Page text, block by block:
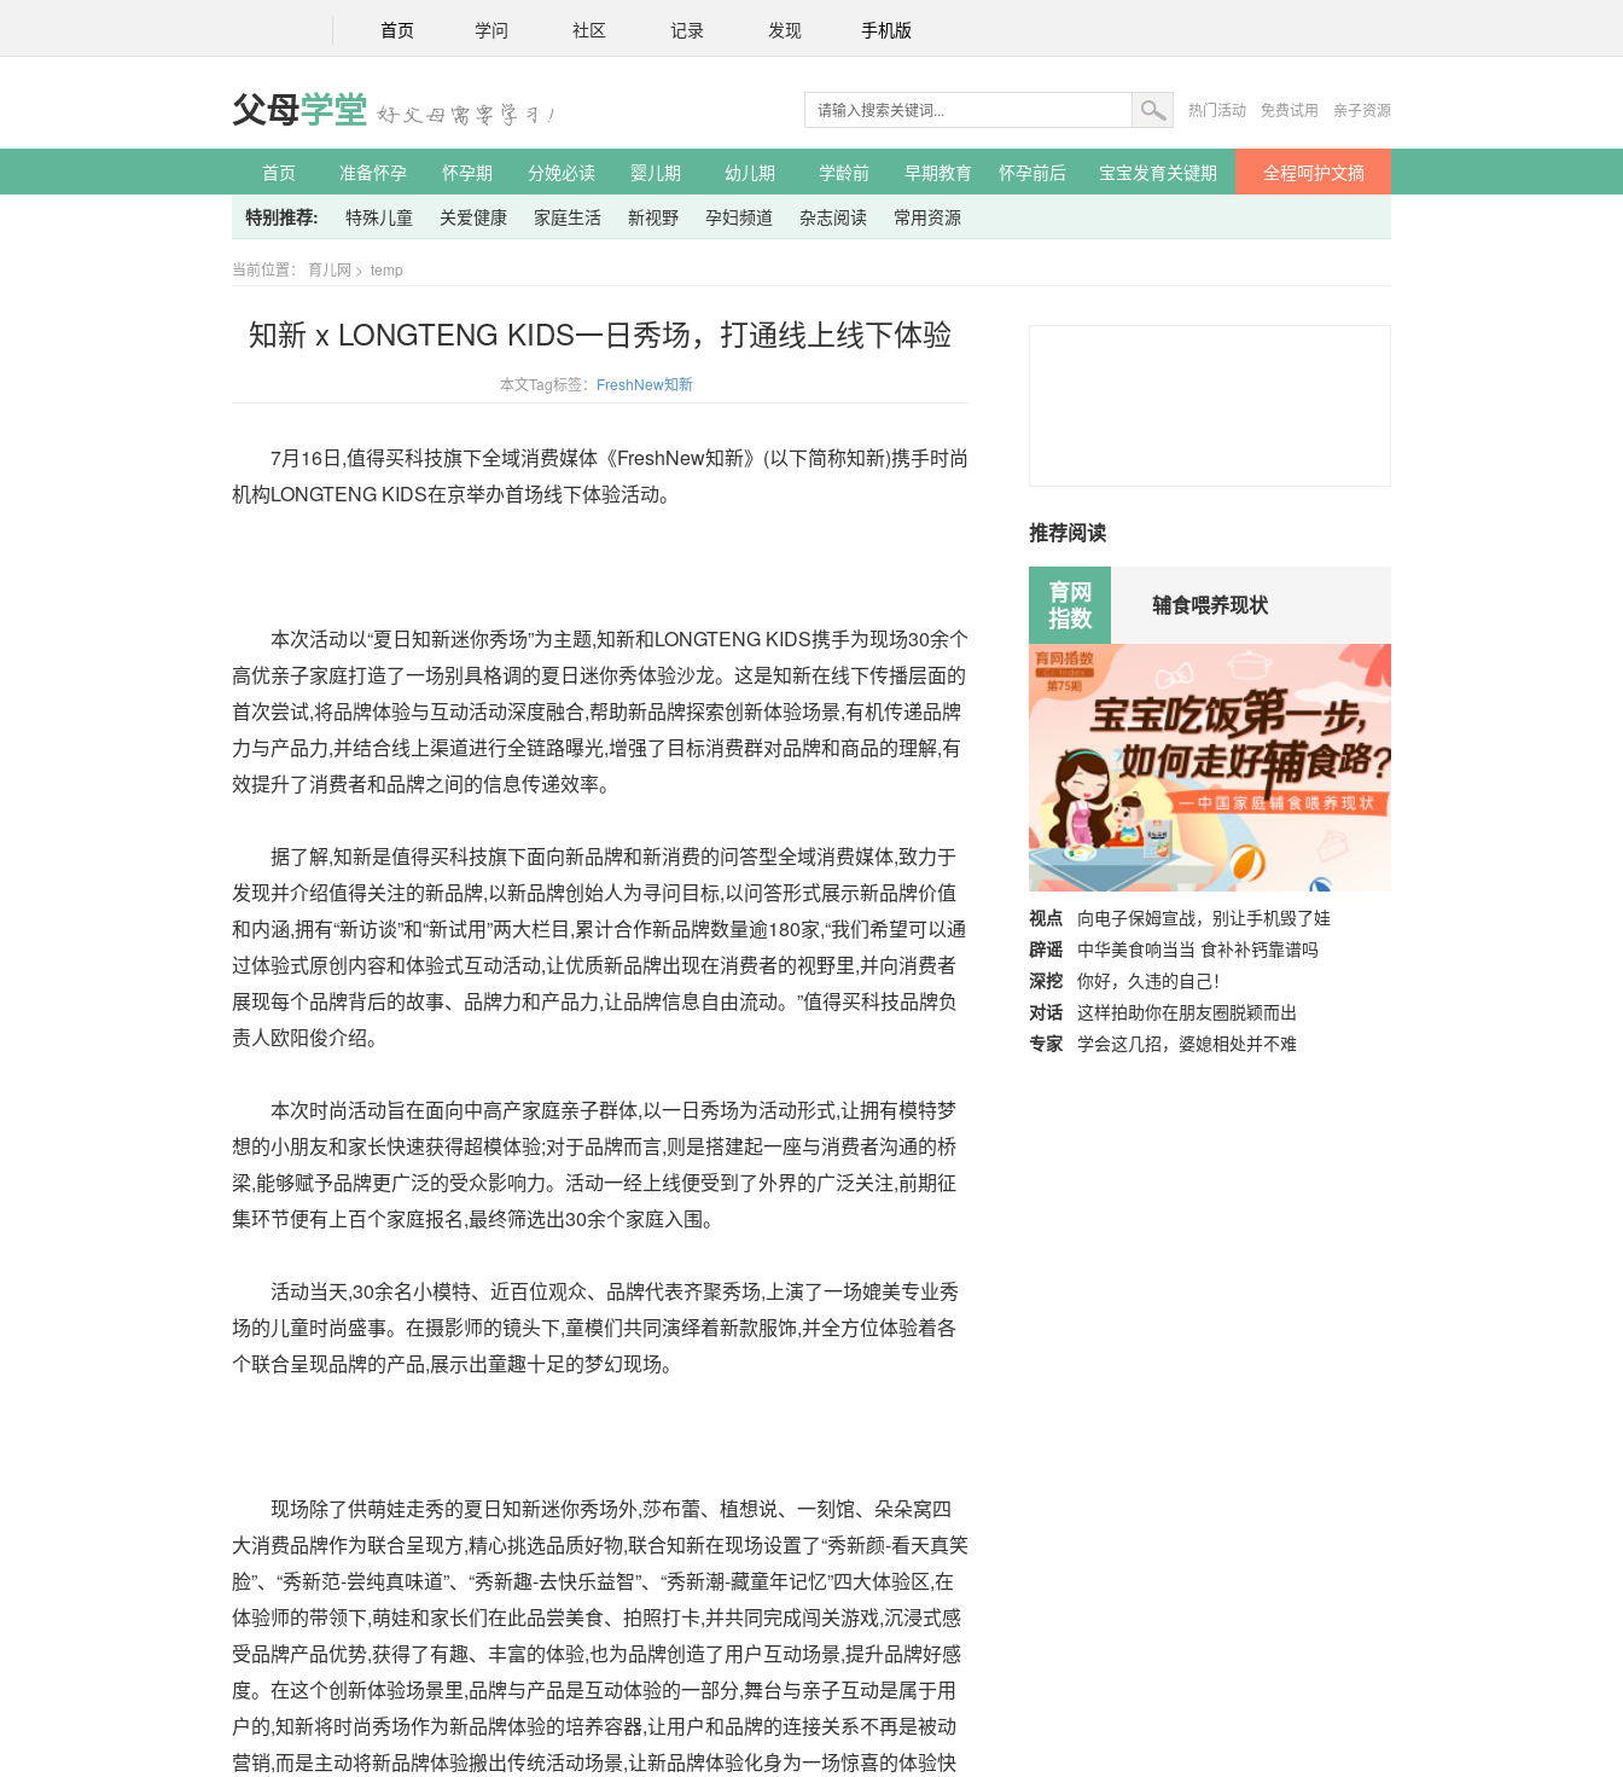
首页 学问 社区 记录 发现 手机版
父母学堂 热门活动 免费试用 亲子资源
首页 准备怀孕 怀孕期 分娩必读 婴儿期 幼儿期 学龄前 早期教育 怀孕前后 宝宝发育关键期
全程呵护文摘
特别推荐:
特殊儿童 关爱健康 家庭生活 新视野 孕妇频道 杂志阅读 常用资源
当前位置： 育儿网 > temp
知新 x LONGTENG KIDS一日秀场，打通线上线下体验
本文Tag标签： FreshNew知新
7月16日,值得买科技旗下全域消费媒体《FreshNew知新》(以下简称知新)携手时尚
机构LONGTENG KIDS在京举办首场线下体验活动。
本次活动以“夏日知新迷你秀场”为主题,知新和LONGTENG KIDS携手为现场30余个
高优亲子家庭打造了一场别具格调的夏日迷你秀体验沙龙。这是知新在线下传播层面的
首次尝试,将品牌体验与互动活动深度融合,帮助新品牌探索创新体验场景,有机传递品牌
力与产品力,并结合线上渠道进行全链路曝光,增强了目标消费群对品牌和商品的理解,有
效提升了消费者和品牌之间的信息传递效率。
据了解,知新是值得买科技旗下面向新品牌和新消费的问答型全域消费媒体,致力于
发现并介绍值得关注的新品牌,以新品牌创始人为寻问目标,以问答形式展示新品牌价值
和内涵,拥有“新访谈”和“新试用”两大栏目,累计合作新品牌数量逾180家,“我们希望可以通
过体验式原创内容和体验式互动活动,让优质新品牌出现在消费者的视野里,并向消费者
展现每个品牌背后的故事、品牌力和产品力,让品牌信息自由流动。”值得买科技品牌负
责人欧阳俊介绍。
本次时尚活动旨在面向中高产家庭亲子群体,以一日秀场为活动形式,让拥有模特梦
想的小朋友和家长快速获得超模体验;对于品牌而言,则是搭建起一座与消费者沟通的桥
梁,能够赋予品牌更广泛的受众影响力。活动一经上线便受到了外界的广泛关注,前期征
集环节便有上百个家庭报名,最终筛选出30余个家庭入围。
活动当天,30余名小模特、近百位观众、品牌代表齐聚秀场,上演了一场媲美专业秀
场的儿童时尚盛事。在摄影师的镜头下,童模们共同演绎着新款服饰,并全方位体验着各
个联合呈现品牌的产品,展示出童趣十足的梦幻现场。
现场除了供萌娃走秀的夏日知新迷你秀场外,莎布蕾、植想说、一刻馆、朵朵窝四
大消费品牌作为联合呈现方,精心挑选品质好物,联合知新在现场设置了“秀新颜-看天真笑
脸”、“秀新范-尝纯真味道”、“秀新趣-去快乐益智”、“秀新潮-藏童年记忆”四大体验区,在
体验师的带领下,萌娃和家长们在此品尝美食、拍照打卡,并共同完成闯关游戏,沉浸式感
受品牌产品优势,获得了有趣、丰富的体验,也为品牌创造了用户互动场景,提升品牌好感
度。在这个创新体验场景里,品牌与产品是互动体验的一部分,舞台与亲子互动是属于用
户的,知新将时尚秀场作为新品牌体验的培养容器,让用户和品牌的连接关系不再是被动
营销,而是主动将新品牌体验搬出传统活动场景,让新品牌体验化身为一场惊喜的体验快
推荐阅读
辅食喂养现状
育网
指数
视点
向电子保姆宣战，别让手机毁了娃
辟谣
中华美食响当当 食补补钙靠谱吗
深挖 你好，久违的自己！
对话 这样拍助你在朋友圈脱颖而出
专家 学会这几招，婆媳相处并不难